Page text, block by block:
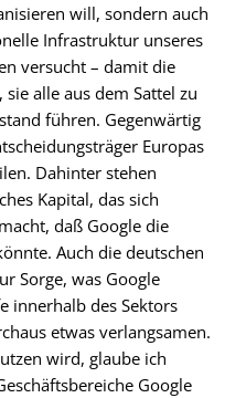
will, sondern auch
Infrastruktur unseres
versucht – damit die
alle aus dem Sattel zu
führen. Gegenwärtig
Europas
Dahinter stehen
Kapital, das sich
daß Google die
Auch die deutschen
Sorge, was Google
innerhalb des Sektors
etwas verlangsamen.
wird, glaube ich
Google